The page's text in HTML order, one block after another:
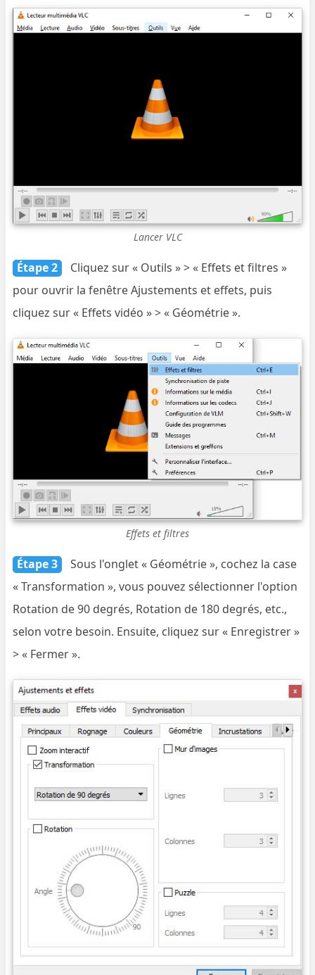
Lancer VLC
Étape 2
Cliquez sur « Outils » > « Effets et filtres »
pour ouvrir la fenêtre Ajustements et effets, puis
cliquez sur « Effets vidéo » > « Géométrie ».
Effets et filtres
Étape 3
Sous l'onglet « Géométrie », cochez la case
« Transformation », vous pouvez sélectionner l'option
Rotation de 90 degrés, Rotation de 180 degrés, etc.,
selon votre besoin. Ensuite, cliquez sur « Enregistrer »
> « Fermer ».